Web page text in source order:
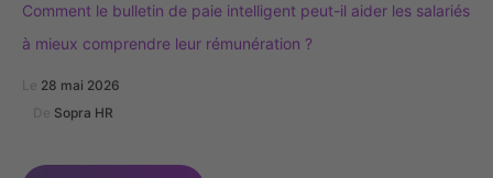
Comment le bulletin de paie intelligent peut-il aider les salariés
à mieux comprendre leur rémunération ?
28 mai 2026
Sopra HR